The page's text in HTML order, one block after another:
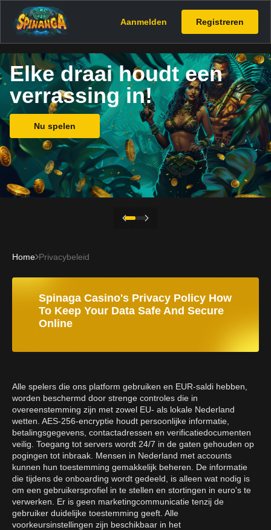
Aanmelden Registreren
Elke draai houdt een
verrassing in!
Nu spelen
Home Privacybeleid
Spinaga Casino's Privacy Policy How
To Keep Your Data Safe And Secure
Online
Alle spelers die ons platform gebruiken en EUR-saldi hebben,
worden beschermd door strenge controles die in
overeenstemming zijn met zowel EU- als lokale Nederland
wetten. AES-256-encryptie houdt persoonlijke informatie,
betalingsgegevens, contactadressen en verificatiedocumenten
veilig. Toegang tot servers wordt 24/7 in de gaten gehouden op
pogingen tot inbraak. Mensen in Nederland met accounts
kunnen hun toestemming gemakkelijk beheren. De informatie
die tijdens de onboarding wordt gedeeld, is alleen wat nodig is
om een gebruikersprofiel in te stellen en stortingen in euro's te
verwerken. Er is geen marketingcommunicatie tenzij de
gebruiker duidelijke toestemming geeft. Alle
voorkeursinstellingen zijn beschikbaar in het